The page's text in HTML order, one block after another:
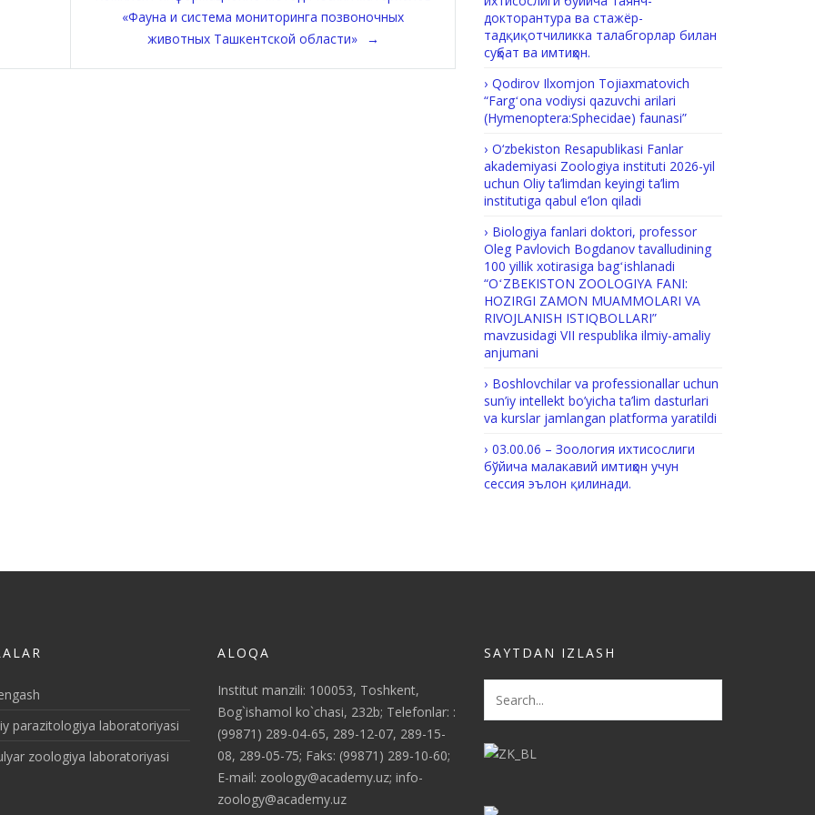
«Фауна и система мониторинга позвоночных
животных Ташкентской области»
докторантура ва стажёр-
тадқиқотчиликка талабгорлар билан
суҳбат ва имтиҳон.
Qodirov Ilxomjon Tojiaxmatovich
“Fargʻona vodiysi qazuvchi arilari
(Hymenoptera:Sphecidae) faunasi”
O‘zbekiston Resapublikasi Fanlar
akademiyasi Zoologiya instituti 2026-yil
uchun Oliy ta’limdan keyingi ta’lim
institutiga qabul e’lon qiladi
Biologiya fanlari doktori, professor
Oleg Pavlovich Bogdanov tavalludining
100 yillik xotirasiga bagʻishlanadi
“OʻZBEKISTON ZOOLOGIYA FANI:
HOZIRGI ZAMON MUAMMOLARI VA
RIVOJLANISH ISTIQBOLLARI”
mavzusidagi VII respublika ilmiy-amaliy
anjumani
Boshlovchilar va professionallar uchun
sun’iy intellekt bo’yicha ta’lim dasturlari
va kurslar jamlangan platforma yaratildi
03.00.06 – Зоология ихтисослиги
бўйича малакавий имтиҳон учун
сессия эълон қилинади.
parazitologiya laboratoriyasi
zoologiya laboratoriyasi
ALOQA
Institut manzili: 100053, Toshkent,
Bog`ishamol ko`chasi, 232b; Telefonlar: :
(99871) 289-04-65, 289-12-07, 289-15-
08, 289-05-75; Faks: (99871) 289-10-60;
E-mail: zoology@academy.uz; info-
zoology@academy.uz
SAYTDAN IZLASH